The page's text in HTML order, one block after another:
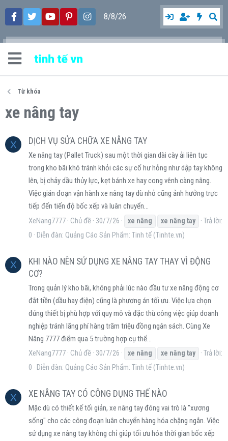
8/8/26
Từ khóa
xe nâng tay
X DỊCH VỤ SỬA CHỮA XE NÂNG TAY
Xe nâng tay (Pallet Truck) sau một thời gian dài cày ải liên tục
trong kho bãi khó tránh khỏi các sự cố hư hỏng như dập tay không
lên, bị chảy dầu thủy lực, kẹt bánh xe hay cong vênh càng nâng.
Việc gián đoạn vận hành xe nâng tay dù nhỏ cũng ảnh hưởng trực
tiếp đến tiến độ bốc xếp và luân chuyển...
XeNang7777 Chủ đề 30/7/26 xe nâng xe nâng tay
Trả lời:
0
Diễn đàn: Quảng Cáo Sản Phẩm: Tinh tế (Tinhte.vn)
X
KHI NÀO NÊN SỬ DỤNG XE NÂNG TAY THAY VÌ ĐỘNG
CƠ?
Trong quản lý kho bãi, không phải lúc nào đầu tư xe nâng động cơ
đắt tiền (dầu hay điện) cũng là phương án tối ưu. Việc lựa chọn
đúng thiết bị phù hợp với quy mô và đặc thù công việc giúp doanh
nghiệp tránh lãng phí hàng trăm triệu đồng ngân sách. Cùng Xe
Nâng 7777 điểm qua 5 trường hợp cụ thể...
XeNang7777 Chủ đề 30/7/26 xe nâng xe nâng tay
Trả lời:
0
Diễn đàn: Quảng Cáo Sản Phẩm: Tinh tế (Tinhte.vn)
X XE NÂNG TAY CÓ CÔNG DỤNG THẾ NÀO
Mặc dù có thiết kế tối giản, xe nâng tay đóng vai trò là "xương
sống" cho các công đoạn luân chuyển hàng hóa chặng ngắn. Việc
sử dụng xe nâng tay không chỉ giúp tối ưu hóa thời gian bốc xếp